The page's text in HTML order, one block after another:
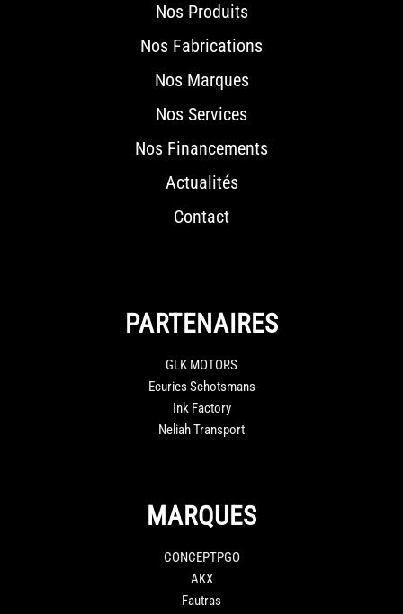
Nos Produits
Nos Fabrications
Nos Marques
Nos Services
Nos Financements
Actualités
Contact
PARTENAIRES
GLK MOTORS
Ecuries Schotsmans
Ink Factory
Neliah Transport
MARQUES
CONCEPTPGO
AKX
Fautras